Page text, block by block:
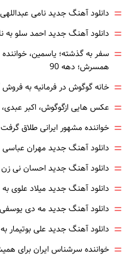
= دانلود آهنگ جدید نامی
= دانلود آهنگ جدید احمد سلو
= سفر به گذشته؛ یاسمین، خواننده
همسرش؛ دهه 90
= خانه گوگوش در فرمانیه به
= عکس هایی ازگوگوش، اکبر عبدی،
= خواننده مشهور ایرانی طلاق گرفت
= دانلود آهنگ جدید مهران
= دانلود آهنگ جدید احسان نی زن
= دانلود آهنگ جدید میلاد علوی
= دانلود آهنگ جدید مه دی
= دانلود آهنگ جدید علی بوتیمار
= خواننده سرشناس ایران برای